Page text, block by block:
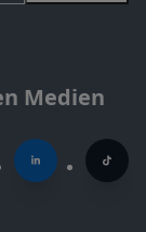
Medien